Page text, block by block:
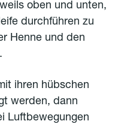
oben und unten,
durchführen zu
Henne und den
ihren hübschen
werden, dann
Luftbewegungen